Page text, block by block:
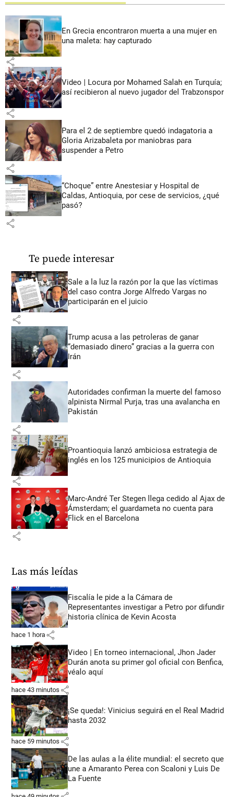
En Grecia encontraron muerta a una mujer en
una maleta: hay capturado
share
Video | Locura por Mohamed Salah en Turquía;
así recibieron al nuevo jugador del Trabzonspor
share
Para el 2 de septiembre quedó indagatoria a
Gloria Arizabaleta por maniobras para
suspender a Petro
share
“Choque” entre Anestesiar y Hospital de
Caldas, Antioquia, por cese de servicios, ¿qué
pasó?
share
Te puede interesar
Sale a la luz la razón por la que las víctimas
del caso contra Jorge Alfredo Vargas no
participarán en el juicio
share
Trump acusa a las petroleras de ganar
“demasiado dinero” gracias a la guerra con
Irán
share
Autoridades confirman la muerte del famoso
alpinista Nirmal Purja, tras una avalancha en
Pakistán
share
Proantioquia lanzó ambiciosa estrategia de
inglés en los 125 municipios de Antioquia
share
Marc-André Ter Stegen llega cedido al Ajax de
Ámsterdam; el guardameta no cuenta para
Flick en el Barcelona
share
Las más leídas
Fiscalía le pide a la Cámara de
Representantes investigar a Petro por difundir
historia clínica de Kevin Acosta
hace 1 hora share
Video | En torneo internacional, Jhon Jader
Durán anota su primer gol oficial con Benfica,
véalo aquí
hace 43 minutos share
¡Se queda!: Vinicius seguirá en el Real Madrid
hasta 2032
hace 59 minutos share
De las aulas a la élite mundial: el secreto que
une a Amaranto Perea con Scaloni y Luis De
La Fuente